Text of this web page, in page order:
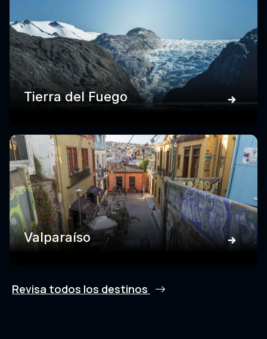
Tierra del Fuego
Valparaíso
Revisa todos los destinos